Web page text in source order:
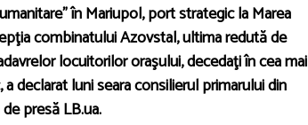
în Mariupol, port strategic la Marea
combinatului Azovstal, ultima redută de
locuitorilor oraşului, decedaţi în cea mai
declarat luni seara consilierul primarului din
presă LB.ua.